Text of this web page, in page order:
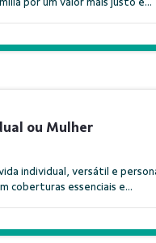
ou Mulher
individual, versátil e
coberturas essenciais e...